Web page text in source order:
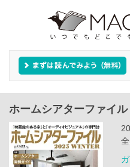
ホームシアターファイ